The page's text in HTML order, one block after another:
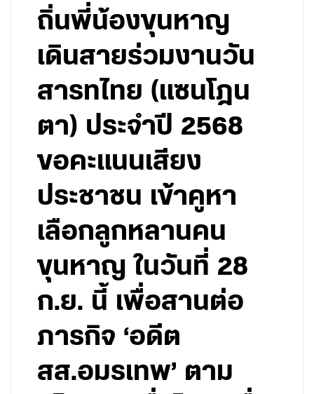
ถิ่นพี่น้องขุนหาญ
เดินสายร่วมงานวัน
สารทไทย (แซนโฎน
ตา) ประจำปี 2568
ขอคะแนนเสียง
ประชาชน เข้าคูหา
เลือกลูกหลานคน
ขุนหาญ ในวันที่ 28
ก.ย. นี้ เพื่อสานต่อ
ภารกิจ ‘อดีต
สส.อมรเทพ’ ตาม